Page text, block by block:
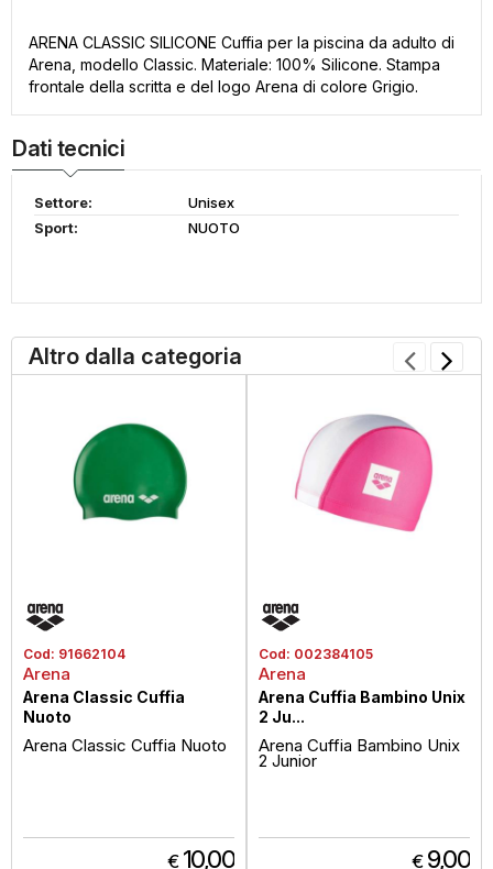
ARENA CLASSIC SILICONE Cuffia per la piscina da adulto di
Arena, modello Classic. Materiale: 100% Silicone. Stampa
frontale della scritta e del logo Arena di colore Grigio.
Dati tecnici
Settore:
Unisex
Sport:
NUOTO
Altro dalla categoria
Cod: 91662104
Arena
Arena Classic Cuffia
Nuoto
Arena Classic Cuffia Nuoto
€ 10,00
Cod: 002384105
Arena
Arena Cuffia Bambino Unix
2 Ju...
Arena Cuffia Bambino Unix
2 Junior
€ 9,00